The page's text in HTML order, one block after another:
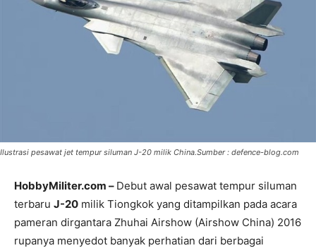
Ilustrasi pesawat jet tempur siluman J-20 milik China.Sumber : defence-blog.com
HobbyMiliter.com – Debut awal pesawat tempur siluman
terbaru J-20 milik Tiongkok yang ditampilkan pada acara
pameran dirgantara Zhuhai Airshow (Airshow China) 2016
rupanya menyedot banyak perhatian dari berbagai